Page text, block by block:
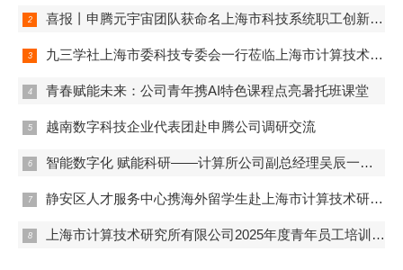
喜报丨申腾元宇宙团队获命名上海市科技系统职工创新工作室
九三学社上海市委科技专委会一行莅临上海市计算技术研究所有限公司开展联合调研
青春赋能未来：公司青年携AI特色课程点亮暑托班课堂
越南数字科技企业代表团赴申腾公司调研交流
智能数字化 赋能科研——计算所公司副总经理吴辰一行赴实验动物中心调研
静安区人才服务中心携海外留学生赴上海市计算技术研究所有限公司学习调研
上海市计算技术研究所有限公司2025年度青年员工培训及专题竞赛顺利开展